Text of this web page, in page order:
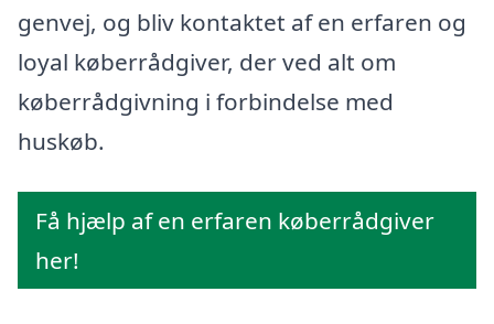
genvej, og bliv kontaktet af en erfaren og
loyal køberrådgiver, der ved alt om
køberrådgivning i forbindelse med
huskøb.
Få hjælp af en erfaren køberrådgiver
her!